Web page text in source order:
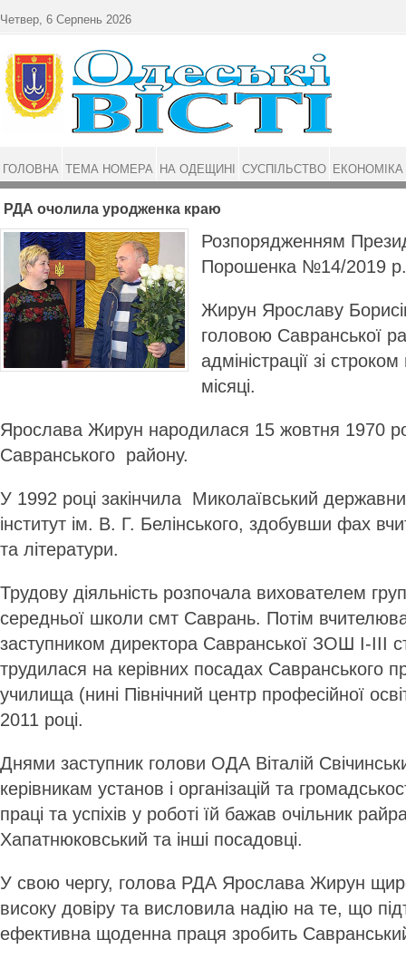
РДА очолила уродженка краю
Розпорядженням
Порошенка №14/2019
Жирун Ярославу
головою Савранської
адміністрації зі
місяці.
Ярослава Жирун народилася 15 жовтня 1970
Савранського району.
У 1992 році закінчила Миколаївський
інститут ім. В. Г. Белінського, здобувши фах
та літератури.
Трудову діяльність розпочала вихователем
середньої школи смт Саврань. Потім
заступником директора Савранської ЗОШ І-ІІІ
трудилася на керівних посадах Савранського
училища (нині Північний центр професійної
2011 році.
Днями заступник голови ОДА Віталій
керівникам установ і організацій та
праці та успіхів у роботі їй бажав очільник
Хапатнюковський та інші посадовці.
У свою чергу, голова РДА Ярослава Жирун
високу довіру та висловила надію на те, що
ефективна щоденна праця зробить
Четвер, 6 Серпень 2026
ГОЛОВНА ТЕМА НОМЕРА НА ОДЕЩИНІ СУСПІЛЬСТВО ЕКОНОМІКА